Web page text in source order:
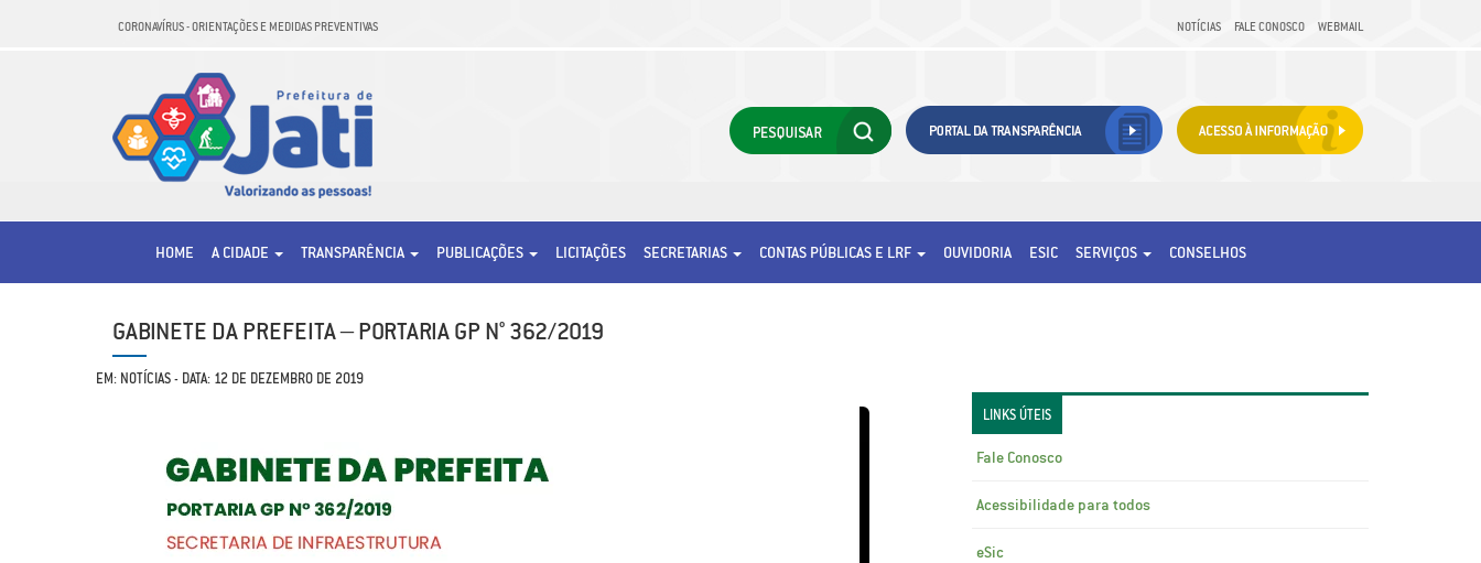
CORONAVÍRUS - ORIENTAÇÕES E MEDIDAS PREVENTIVAS NOTÍCIAS FALE CONOSCO WEBMAIL
HOME A CIDADE TRANSPARÊNCIA PUBLICAÇÕES LICITAÇÕES SECRETARIAS CONTAS PÚBLICAS E LRF OUVIDORIA ESIC SERVIÇOS CONSELHOS
GABINETE DA PREFEITA – PORTARIA GP N° 362/2019
EM: NOTÍCIAS - DATA: 12 DE DEZEMBRO DE 2019
LINKS ÚTEIS
Fale Conosco
Acessibilidade para todos
eSic